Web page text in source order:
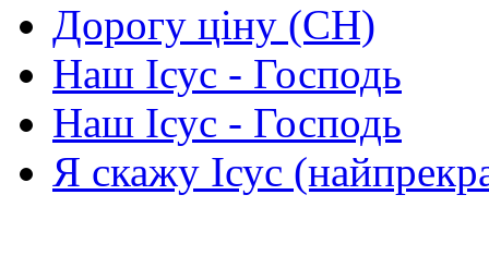
Дорогу ціну (СН)
Наш Ісус - Господь
Наш Ісус - Господь
Я скажу Ісус